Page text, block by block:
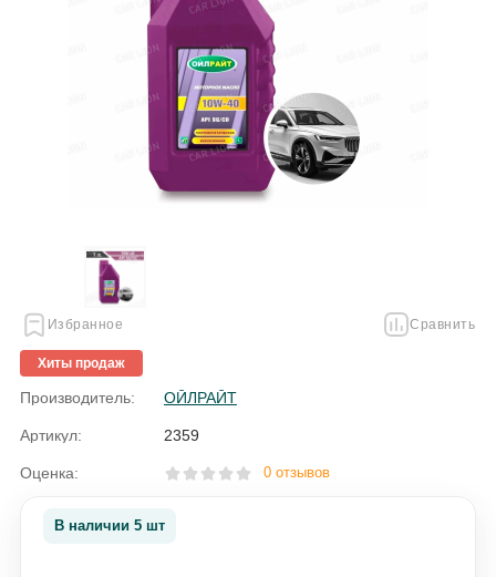
Избранное Сравнить
Хиты продаж
Производитель: ОЙЛРАЙТ
Артикул: 2359
Оценка: 0 отзывов
В наличии 5 шт